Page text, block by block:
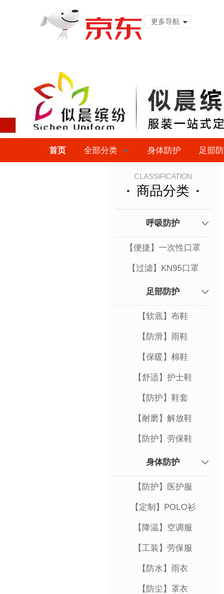
更多导航
首页 全部分类 身体防护 足部
CLASSIFICATION
商品分类
呼吸防护
【便捷】一次性口罩
【过滤】KN95口罩
足部防护
【软底】布鞋
【防滑】雨鞋
【保暖】棉鞋
【舒适】护士鞋
【防护】鞋套
【耐磨】解放鞋
【防护】劳保鞋
身体防护
【防护】医护服
【定制】POLO衫
【降温】空调服
【工装】劳保服
【防水】雨衣
【防尘】罩衣